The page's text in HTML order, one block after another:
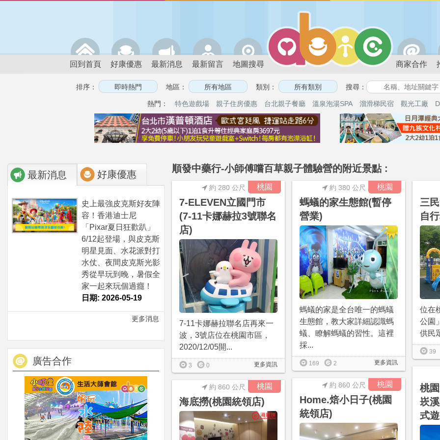
回到首頁 好康優惠 最新消息 最新留言 地圖搜尋 商家合作
排序： 地區： 類別： 搜尋：
熱門： 特色遊戲場 親子住房優惠 台北親子餐廳 溫泉泡湯SPA 溜滑梯民宿 觀光工廠
最新消息 好康優惠
史上最強皮克斯好友陣
容！香港迪士尼
「Pixar夏日狂歡趴」
6/12起登場，與皮克斯
明星見面、水花派對打
水仗、夜間皮克斯光影
秀從早玩到晚，暑假全
家一起來玩個過癮！
日期: 2026-05-19
更多消息
廣告合作
順發中藥行-小師傅嚐百草親子體驗營的附近景點 :
桃園
約 280 公尺
7-ELEVEN立國門市
(7-11卡娜赫拉3號聯名
店)
7-11卡娜赫拉聯名店再來一
波，3號店位在桃園市區，
2020/12/05開...
更多資訊
3 0
桃園
約 380 公尺
螞蟻的家生態館(暫停
營業)
螞蟻的家是全台唯一的螞蟻
生態館，教大家詳細認識螞
蟻、瞭解螞蟻的習性。這裡
採...
更多資訊
169 2
三
自
位在
公園
供民
39
桃
崁
式
桃園
約 860 公尺
Home.焙小日子(桃園
統領店)
桃園
約 860 公尺
海底撈(桃園統領店)